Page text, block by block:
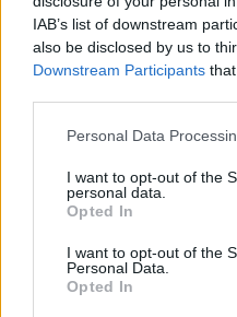
IAB’s list of downstream
also be disclosed by us to
Downstream Participants
Please note that this
not limited to your visit or
grant or deny consent to
use your data for below
consent section.
Personal Data
I want to opt-out of the
personal data.
Opted In
I want to opt-out of the
Personal Data.
Opted In